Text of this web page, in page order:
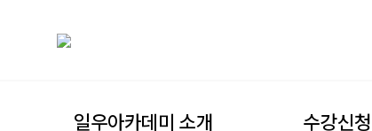
일우아카데미 소개 수강신청